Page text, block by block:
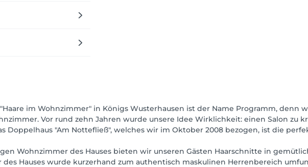
im Wohnzimmer" in Königs Wusterhausen ist der Name Programm, denn
Vor rund zehn Jahren wurde unsere Idee Wirklichkeit: einen Salon zu
Doppelhaus "Am Nottefließ", welches wir im Oktober 2008 bezogen, ist die
Wohnzimmer des Hauses bieten wir unseren Gästen Haarschnitte in
Hauses wurde kurzerhand zum authentisch maskulinen Herrenbereich